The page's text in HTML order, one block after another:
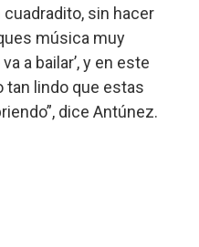
cuadradito, sin hacer
música muy
a bailar’, y en este
tan lindo que estas
dice Antúnez.